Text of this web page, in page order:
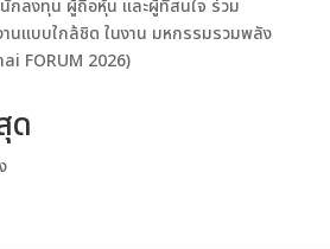
กลงทุน ผู้ถือหุ้น และผู้ที่สนใจ ร่วม
นแบบใกล้ชิด ในงาน มหกรรมรวมพลัง
FORUM 2026)
ด